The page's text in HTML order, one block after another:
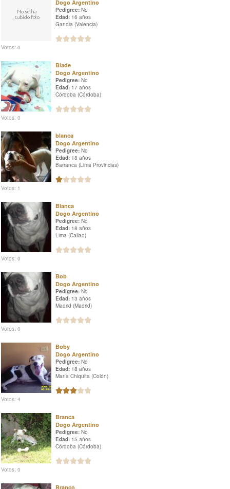
Dogo Argentino
Pedigree: No
Edad: 16 años
Gandia (Valencia)
Votos: 0
Blade
Dogo Argentino
Pedigree: No
Edad: 17 años
Córdoba (Córdoba)
Votos: 0
blanca
Dogo Argentino
Pedigree: No
Edad: 18 años
Barranca (Lima Provincias)
Votos: 1
Blanca
Dogo Argentino
Pedigree: No
Edad: 18 años
Lima (Callao)
Votos: 0
Bob
Dogo Argentino
Pedigree: No
Edad: 13 años
Madrid (Madrid)
Votos: 0
Boby
Dogo Argentino
Pedigree: No
Edad: 18 años
María Chiquita (Colón)
Votos: 4
Branca
Dogo Argentino
Pedigree: No
Edad: 15 años
Córdoba (Córdoba)
Votos: 0
Branco